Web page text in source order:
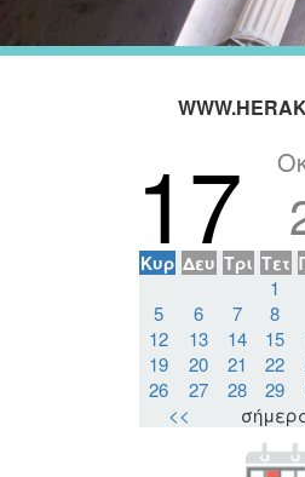
17
Κυρ Δευ Τρι Τετ
1
5
6 7 8
12
13 14 15
19
20 21 22
26
27 28 29
<<